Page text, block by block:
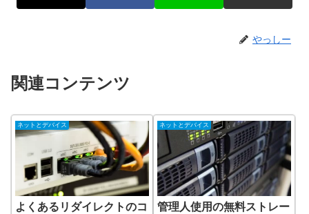
やっしー
関連コンテンツ
ネットとデバイス
よくあるリダイレクトのコ
ネットとデバイス
管理人使用の無料ストレー